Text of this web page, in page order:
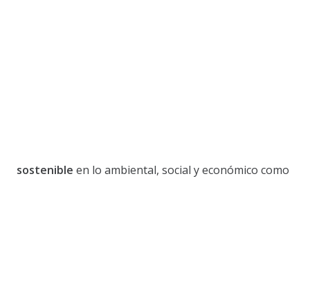
sostenible en lo ambiental, social y económico como